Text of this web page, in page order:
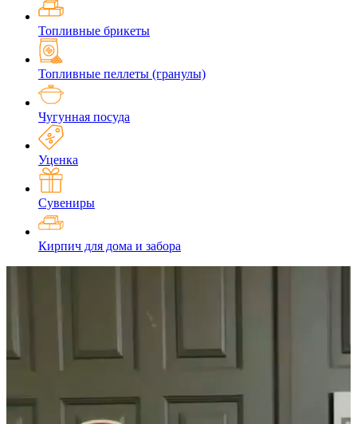
Топливные брикеты
Топливные пеллеты (гранулы)
Чугунная посуда
Уценка
Сувениры
Кирпич для дома и забора